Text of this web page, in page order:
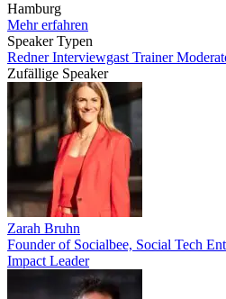
Hamburg
Mehr erfahren
Speaker Typen
RednerInterviewgast Trainer
Zufällige Speaker
Zarah Bruhn
Founder of Socialbee, Social Tech
Impact Leader